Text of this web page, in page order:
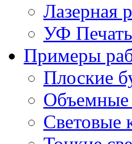
Лазерная
УФ Печать
Примеры
Плоские
Объемные
Световые